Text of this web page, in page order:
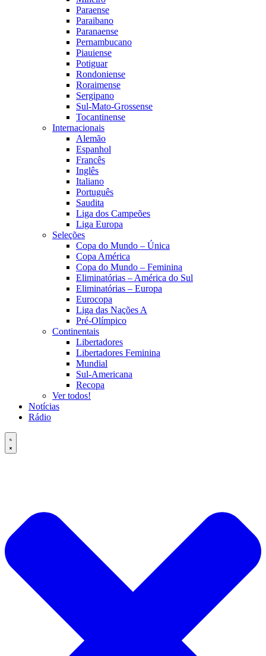
Paraense
Paraibano
Paranaense
Pernambucano
Piauiense
Potiguar
Rondoniense
Roraimense
Sergipano
Sul-Mato-Grossense
Tocantinense
Internacionais
Alemão
Espanhol
Francês
Inglês
Italiano
Português
Saudita
Liga dos Campeões
Liga Europa
Seleções
Copa do Mundo – Única
Copa América
Copa do Mundo – Feminina
Eliminatórias – América do Sul
Eliminatórias – Europa
Eurocopa
Liga das Nações A
Pré-Olímpico
Continentais
Libertadores
Libertadores Feminina
Mundial
Sul-Americana
Recopa
Ver todos!
Notícias
Rádio